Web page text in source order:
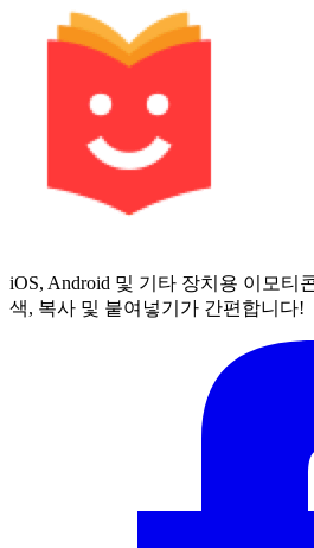
iOS, Android 및 기타 장치용 이모티
색, 복사 및 붙여넣기가 간편합니다!